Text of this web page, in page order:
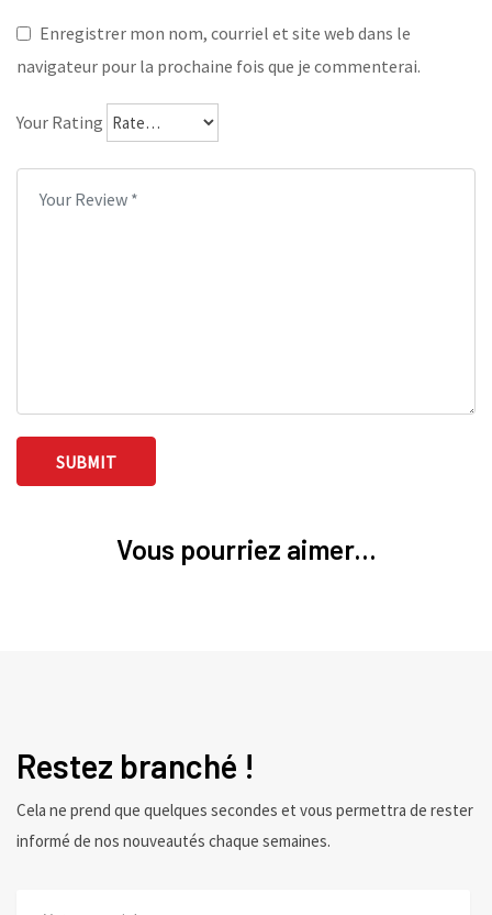
Enregistrer mon nom, courriel et site web dans le
navigateur pour la prochaine fois que je commenterai.
Your Rating
Vous pourriez aimer...
Restez branché !
Cela ne prend que quelques secondes et vous permettra de rester
informé de nos nouveautés chaque semaines.